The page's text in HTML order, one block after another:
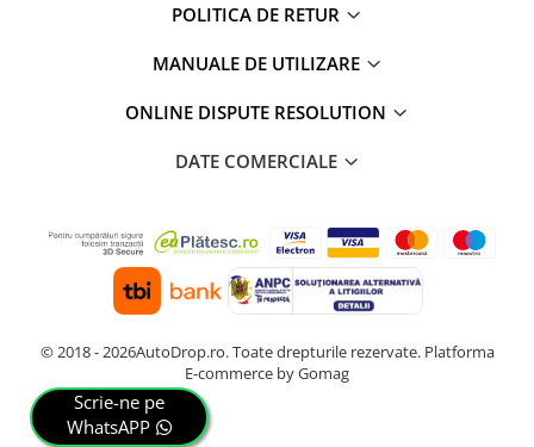
POLITICA DE RETUR
MANUALE DE UTILIZARE
ONLINE DISPUTE RESOLUTION
DATE COMERCIALE
© 2018 - 2026AutoDrop.ro. Toate drepturile rezervate. Platforma
E-commerce by Gomag
Scrie-ne pe
WhatsAPP